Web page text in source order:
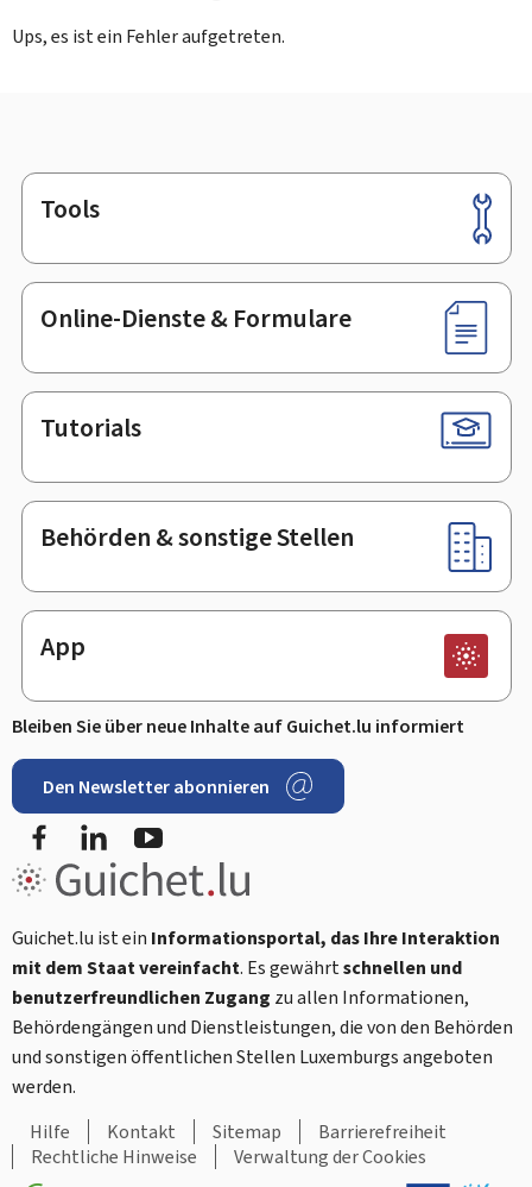
Ups, es ist ein Fehler aufgetreten.
Footer
Tools
Online-Dienste & Formulare
Tutorials
Behörden & sonstige Stellen
App
Bleiben Sie über neue Inhalte auf Guichet.lu informiert
Den Newsletter abonnieren
FacebookLinkedIn
Guichet.lu ist ein Informationsportal, das Ihre Interaktion
mit dem Staat vereinfacht. Es gewährtschnellen und
benutzerfreundlichen Zugang zu allen Informationen,
Behördengängen und Dienstleistungen, die von den Behörden
und sonstigen öffentlichen Stellen Luxemburgs angeboten
werden.
Hilfe
Kontakt Sitemap
Barrierefreiheit
Rechtliche Hinweise
Verwaltung der Cookies